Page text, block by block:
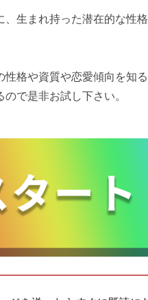
生まれ持った潜在的な性
格や資質や恋愛傾向を知
で是非お試し下さい。